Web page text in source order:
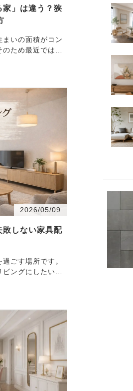
家」は違う？狭
いの面積がコン
ため最近では
2026/05/09
敗しない家具配
ごす場所です。
ングにしたい」